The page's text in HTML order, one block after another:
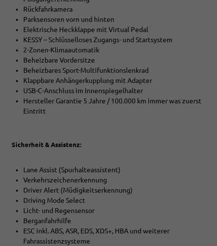
Rückfahrkamera
Parksensoren vorn und hinten
Elektrische Heckklappe mit Virtual Pedal
KESSY – Schlüsselloses Zugangs- und Startsystem
2-Zonen-Klimaautomatik
Beheizbare Vordersitze
Beheizbares Sport-Multifunktionslenkrad
Klappbare Anhängerkupplung mit Adapter
USB-C-Anschluss im Innenspiegelhalter
Hersteller Garantie 5 Jahre / 100.000 km immer was zuerst
Eintritt
Sicherheit & Assistenz:
Lane Assist (Spurhalteassistent)
Verkehrszeichenerkennung
Driver Alert (Müdigkeitserkennung)
Driving Mode Select
Licht- und Regensensor
Berganfahrhilfe
ESC inkl. ABS, ASR, EDS, XDS+, HBA und weiterer
Fahrassistenzsysteme